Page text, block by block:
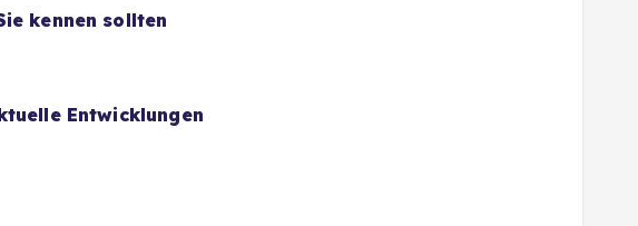
kennen sollten
Entwicklungen